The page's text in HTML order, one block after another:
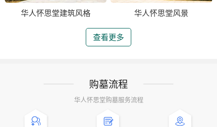
华人怀思堂建筑风格 华人怀思堂风景
查看更多
购墓流程
华人怀思堂购墓服务流程